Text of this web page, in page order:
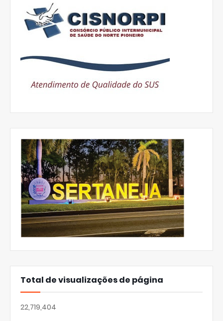
Total de visualizações de página
22,719,404